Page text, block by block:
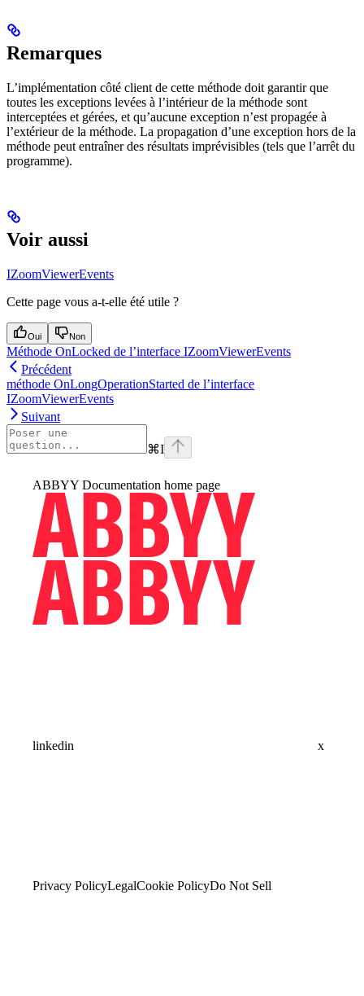
Remarques
L’implémentation côté client de cette méthode doit garantir que
toutes les exceptions levées à l’intérieur de la méthode sont
interceptées et gérées, et qu’aucune exception n’est propagée à
l’extérieur de la méthode. La propagation d’une exception hors de la
méthode peut entraîner des résultats imprévisibles (tels que l’arrêt du
programme).
Voir aussi
IZoomViewerEvents
Cette page vous a-t-elle été utile ?
Oui Non
Méthode OnLocked de l’interface IZoomViewerEvents
Précédent
méthode OnLongOperationStarted de l’interface
IZoomViewerEvents
Suivant
⌘I
ABBYY Documentation home page
linkedin x
Privacy PolicyLegalCookie PolicyDo Not Sell